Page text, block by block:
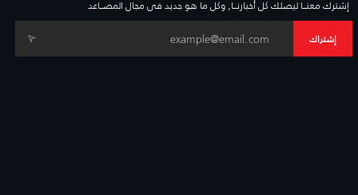
إشترك معنــا ليصلك كل أخبارنــا, وكل ما هو جديد فى مجال المصــاعد